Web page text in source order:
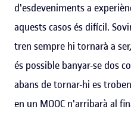
d'esdeveniments a
aquests casos és difícil.
tren sempre hi tornarà a
és possible banyar-se dos
abans de tornar-hi es
en un MOOC n'arribarà al